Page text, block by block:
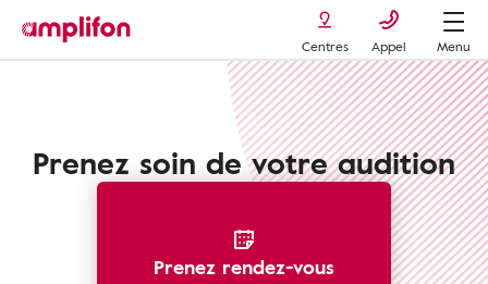
Centres Appel
Menu
Prenez soin de votre audition
Prenez rendez-vous